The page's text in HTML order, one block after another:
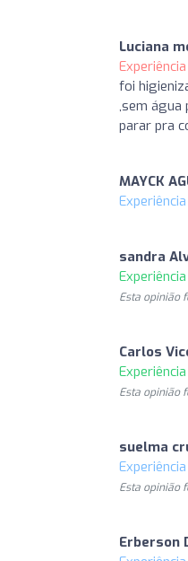
Luciana
foi
,sem água
parar pra
MAYCK
sandra
Esta opinião
Carlos
Esta opinião
suelma
Esta opinião
Erberson